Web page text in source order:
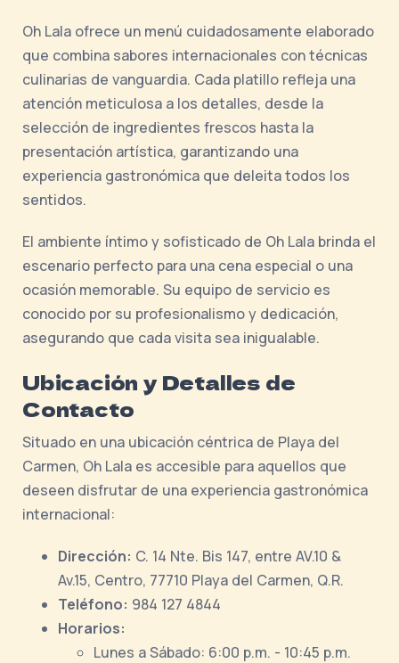
Oh Lala ofrece un menú cuidadosamente elaborado
que combina sabores internacionales con técnicas
culinarias de vanguardia. Cada platillo refleja una
atención meticulosa a los detalles, desde la
selección de ingredientes frescos hasta la
presentación artística, garantizando una
experiencia gastronómica que deleita todos los
sentidos.
El ambiente íntimo y sofisticado de Oh Lala brinda el
escenario perfecto para una cena especial o una
ocasión memorable. Su equipo de servicio es
conocido por su profesionalismo y dedicación,
asegurando que cada visita sea inigualable.
Ubicación y Detalles de
Contacto
Situado en una ubicación céntrica de Playa del
Carmen, Oh Lala es accesible para aquellos que
deseen disfrutar de una experiencia gastronómica
internacional:
Dirección: C. 14 Nte. Bis 147, entre AV.10 &
Av.15, Centro, 77710 Playa del Carmen, Q.R.
Teléfono: 984 127 4844
Horarios:
Lunes a Sábado: 6:00 p.m. - 10:45 p.m.